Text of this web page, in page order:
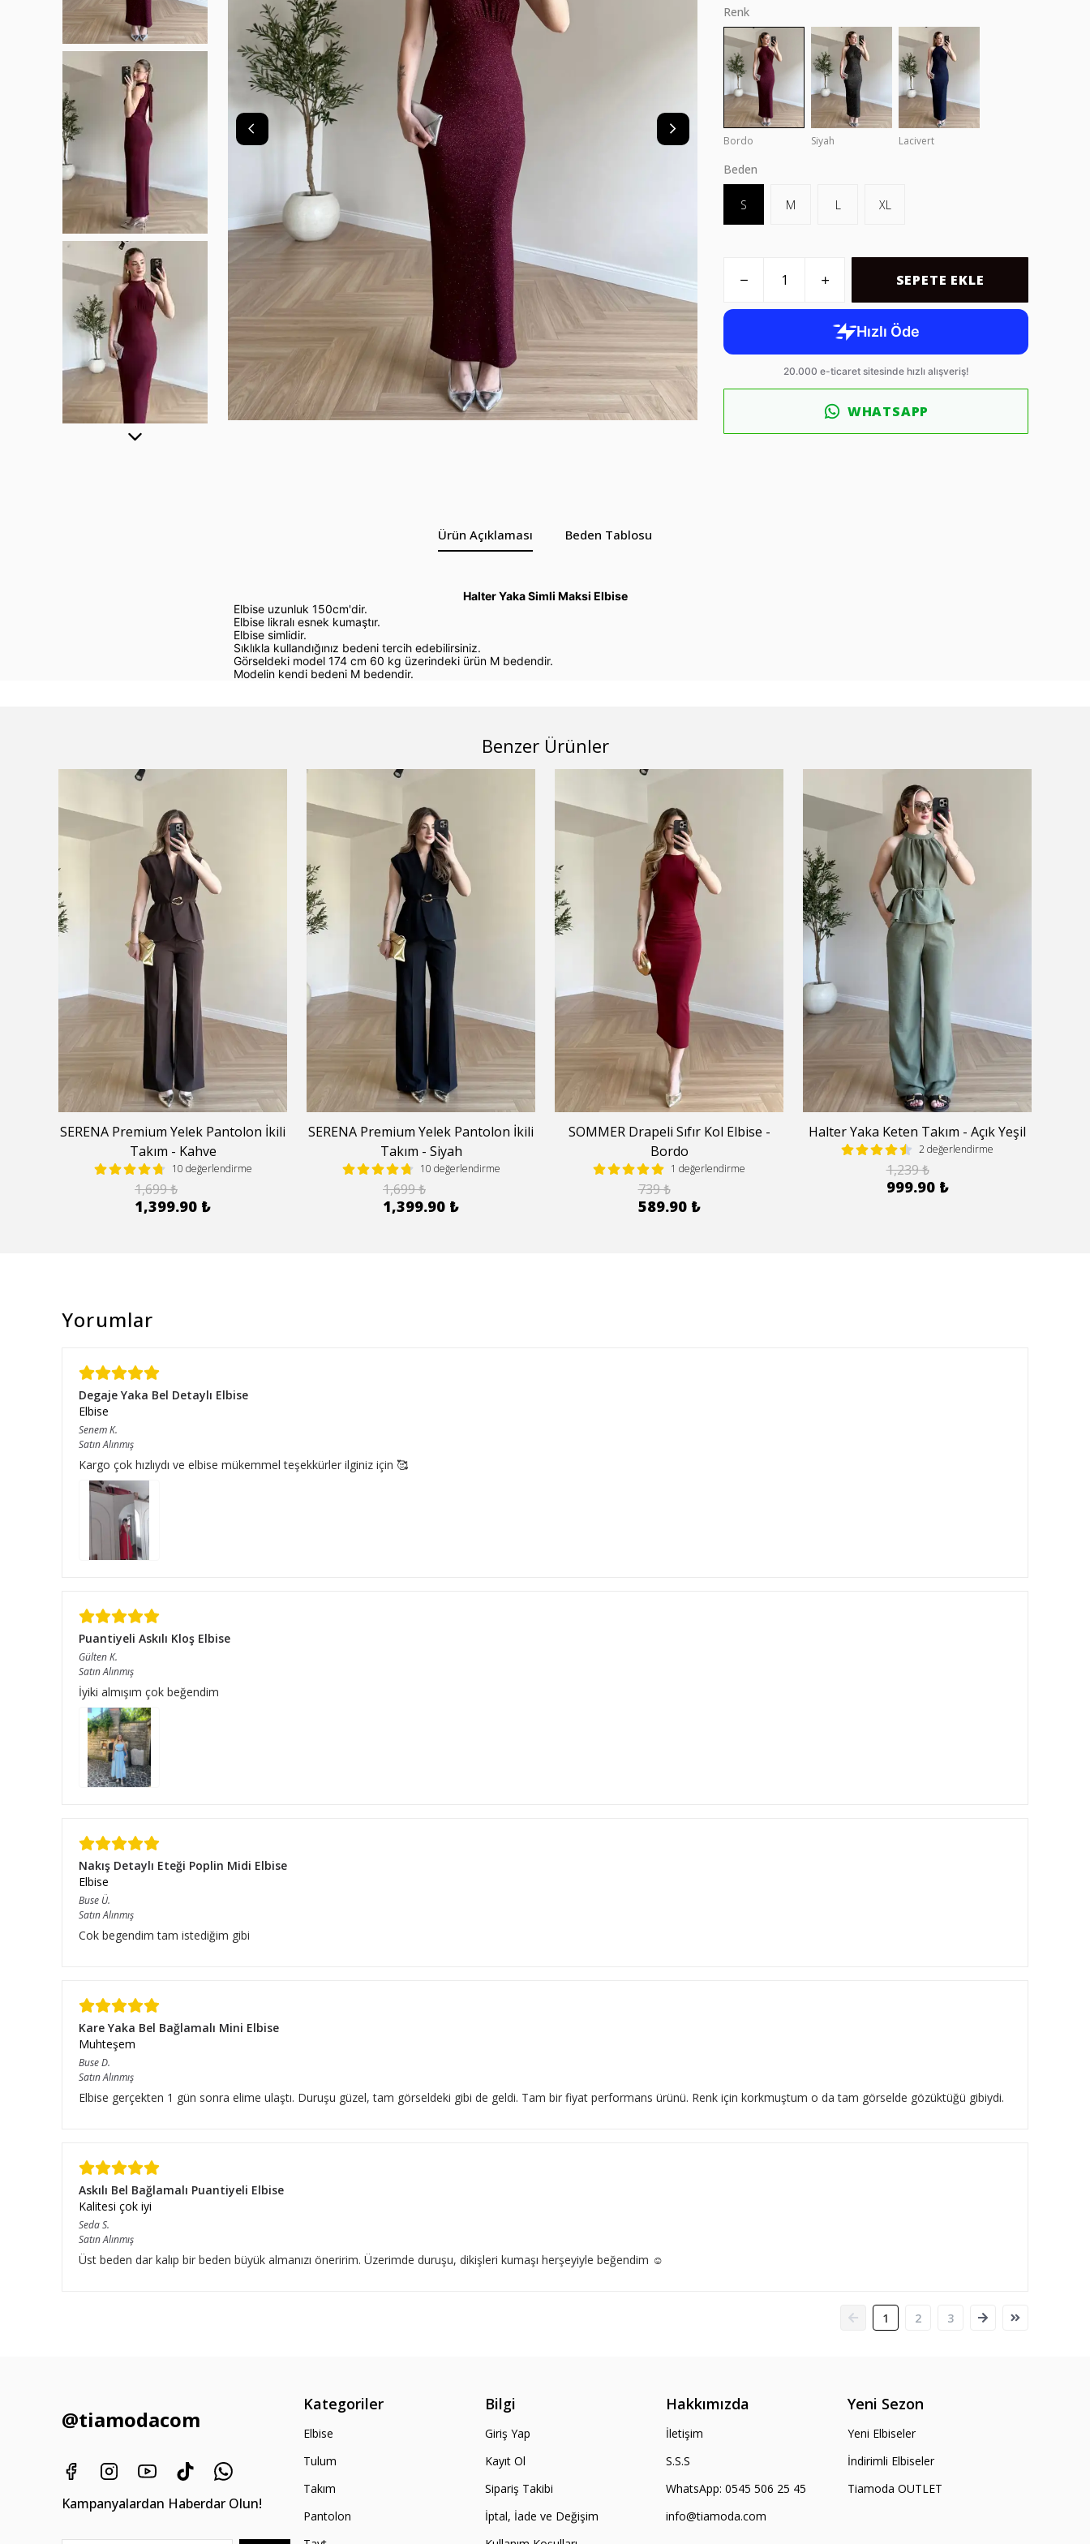
Renk
Bordo Siyah Lacivert
Beden
S M L XL
SEPETE EKLE
WHATSAPP
Ürün Açıklaması Beden Tablosu
Halter Yaka Simli Maksi Elbise
Elbise uzunluk 150cm'dir.
Elbise likralı esnek kumaştır.
Elbise simlidir.
Sıklıkla kullandığınız bedeni tercih edebilirsiniz.
Görseldeki model 174 cm 60 kg üzerindeki ürün M bedendir.
Modelin kendi bedeni M bedendir.
Benzer Ürünler
SERENA Premium Yelek Pantolon İkili
Takım - Kahve
10 değerlendirme
1,699 ₺
1,399.90 ₺
SERENA Premium Yelek Pantolon İkili
Takım - Siyah
10 değerlendirme
1,699 ₺
1,399.90 ₺
SOMMER Drapeli Sıfır Kol Elbise -
Bordo
1 değerlendirme
739 ₺
589.90 ₺
Halter Yaka Keten Takım - Açık Yeşil
2 değerlendirme
1,239 ₺
999.90 ₺
Yorumlar
Degaje Yaka Bel Detaylı Elbise
Elbise
SenemK.
Satın Alınmış
Kargo çok hızlıydı ve elbise mükemmel teşekkürler ilginiz için 🥰
Puantiyeli Askılı Kloş Elbise
GültenK.
Satın Alınmış
İyiki almışım çok beğendim
Nakış Detaylı Eteği Poplin Midi Elbise
Elbise
Buse Ü.
Satın Alınmış
Cok begendim tam istediğim gibi
Kare Yaka Bel Bağlamalı Mini Elbise
Muhteşem
BuseD.
Satın Alınmış
Elbise gerçekten 1 gün sonra elime ulaştı. Duruşu güzel, tam görseldeki gibi de geldi. Tam bir fiyat performans ürünü. Renk için korkmuştum o da tam görselde gözüktüğü gibiydi.
Askılı Bel Bağlamalı Puantiyeli Elbise
Kalitesi çok iyi
SedaS.
Satın Alınmış
Üst beden dar kalıp bir beden büyük almanızı öneririm. Üzerimde duruşu, dikişleri kumaşı herşeyiyle beğendim ☺️
1 2 3
Kategoriler
Elbise
Tulum
Takım
Pantolon
Bilgi
Giriş Yap
Kayıt Ol
Sipariş Takibi
İptal, İade ve Değişim
Hakkımızda
İletişim
S.S.S
WhatsApp: ‪0545 506 25 45‬
info@tiamoda.com
Yeni Sezon
Yeni Elbiseler
İndirimli Elbiseler
Tiamoda OUTLET
@tiamodacom
Kampanyalardan Haberdar Olun!